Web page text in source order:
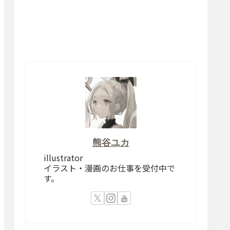
熊谷ユカ
illustrator
イラスト・漫画のお仕事を受付中で
す。